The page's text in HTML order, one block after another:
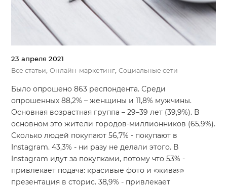
23 апреля 2021
Все статьи,Онлайн-маркетинг,Социальные сети
Было опрошено 863 респондента. Среди
опрошенных 88,2% – женщины и 11,8% мужчины.
Основная возрастная группа – 29–39 лет (39,9%). В
основном это жители городов-миллионников (65,9%).
Сколько людей покупают 56,7% - покупают в
Instagram. 43,3% - ни разу не делали этого. В
Instagram идут за покупками, потому что 53% -
привлекает подача: красивые фото и «живая»
презентация в сторис. 38,9% - привлекает